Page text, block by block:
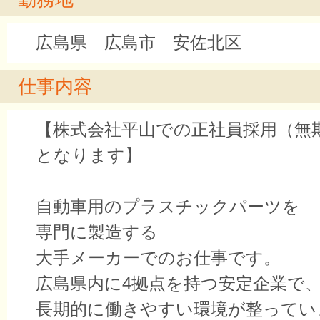
広島県 広島市 安佐北区
仕事内容
【株式会社平山での正社員採用（無
となります】
自動車用のプラスチックパーツを
専門に製造する
大手メーカーでのお仕事です。
広島県内に4拠点を持つ安定企業で
長期的に働きやすい環境が整って